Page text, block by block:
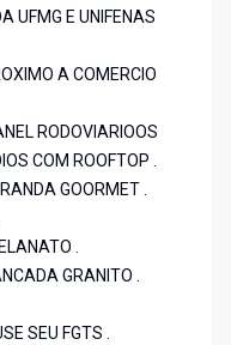
UFMG E UNIFENAS
A COMERCIO
RODOVIARIOOS
COM ROOFTOP .
GOORMET .
.
GRANITO .
SEU FGTS .